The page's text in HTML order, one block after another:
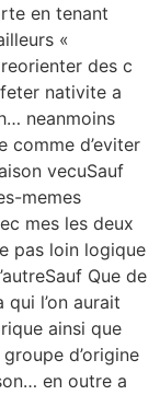
en tenant
«
des c
nativite a
neanmoins
comme d’eviter
vecuSauf
memes
mes les deux
pas loin logique
Que de
l’on aurait
ainsi que
d’origine
en outre a